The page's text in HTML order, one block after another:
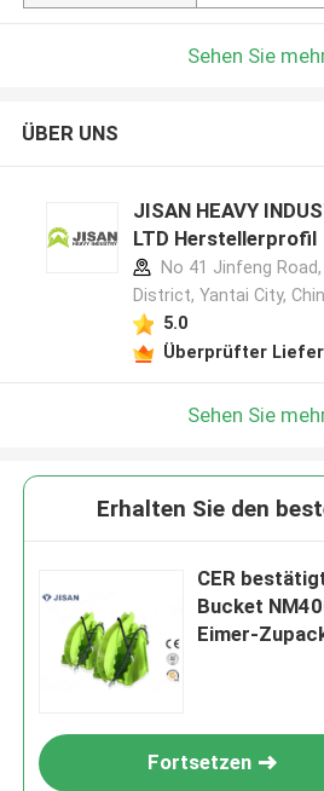
Sehen Sie
ÜBER UNS
JISAN HEAVY
LTD Herstellerprofil
No 41 Jinfeng
District, Yantai City,
5.0
Überprüfter
Sehen Sie
Erhalten Sie den
CER
Bucket
Eimer-
Fortsetzen